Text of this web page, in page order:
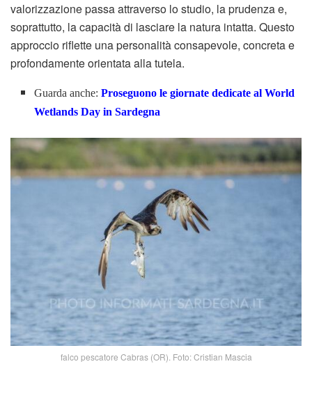
valorizzazione passa attraverso lo studio, la prudenza e,
soprattutto, la capacità di lasciare la natura intatta. Questo
approccio riflette una personalità consapevole, concreta e
profondamente orientata alla tutela.
Guarda anche:Proseguono le giornate dedicate al World
Wetlands Day in Sardegna
falco pescatore Cabras (OR). Foto: Cristian Mascia